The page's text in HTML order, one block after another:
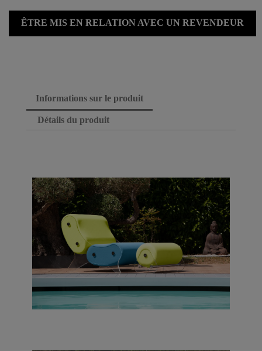
ÊTRE MIS EN RELATION AVEC UN REVENDEUR
Informations sur le produit
Détails du produit